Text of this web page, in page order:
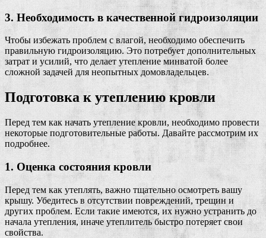
3. Необходимость в качественной гидроизоляции
Чтобы избежать проблем с влагой, необходимо обеспечить
правильную гидроизоляцию. Это потребует дополнительных
затрат и усилий, что делает утепление минватой более
сложной задачей для неопытных домовладельцев.
Подготовка к утеплению кровли
Перед тем как начать утепление кровли, необходимо провести
некоторые подготовительные работы. Давайте рассмотрим их
подробнее.
1. Оценка состояния кровли
Перед тем как утеплять, важно тщательно осмотреть вашу
крышу. Убедитесь в отсутствии повреждений, трещин и
других проблем. Если такие имеются, их нужно устранить до
начала утепления, иначе утеплитель быстро потеряет свои
свойства.